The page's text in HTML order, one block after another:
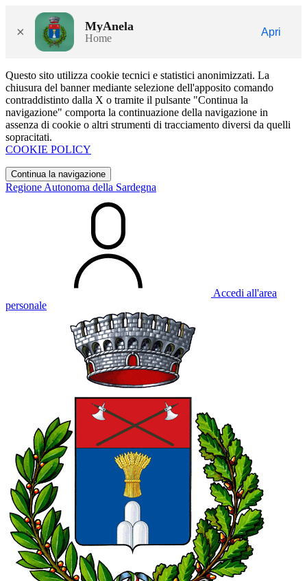
× MyAnela
Home
Apri
Questo sito utilizza cookie tecnici e statistici anonimizzati. La
chiusura del banner mediante selezione dell'apposito comando
contraddistinto dalla X o tramite il pulsante "Continua la
navigazione" comporta la continuazione della navigazione in
assenza di cookie o altri strumenti di tracciamento diversi da quelli
sopracitati.
COOKIE POLICY
Continua la navigazione
Regione Autonoma della Sardegna
Accedi all'area
personale